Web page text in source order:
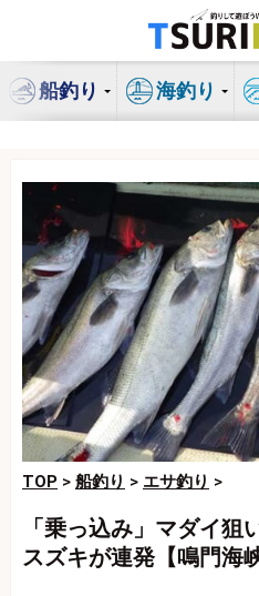
ン
船釣り 海釣り
TOP > 船釣り > エサ釣り >
「乗っ込み」マダイ
スズキが連発【鳴門海峡